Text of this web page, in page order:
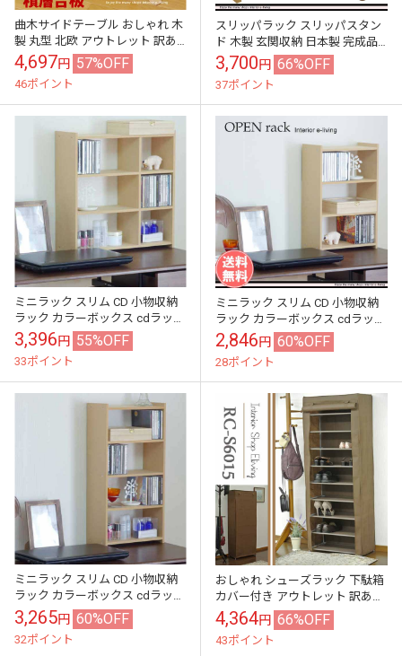
曲木サイドテーブル おしゃれ 木
製 丸型 北欧 アウトレット 訳あ
り 在庫処分
4,697円 57%OFF
46ポイント
スリッパラック スリッパスタン
ド 木製 玄関収納 日本製 完成品
アウトレット 訳あり 在庫処分
3,700円 66%OFF
37ポイント
ミニラック スリム CD 小物収納
ラック カラーボックス cdラック
CD収納 スリム ラック CDラック
cd収納 スリムラ...
3,396円 55%OFF
33ポイント
ミニラック スリム CD 小物収納
ラック カラーボックス cdラック
CD収納 スリム ラック CDラック
cd収納 スリムラ...
2,846円 60%OFF
28ポイント
ミニラック スリム CD 小物収納
ラック カラーボックス cdラック
CD収納 スリム ラック CDラック
cd収納 スリムラ...
3,265円 60%OFF
32ポイント
おしゃれ シューズラック 下駄箱
カバー付き アウトレット 訳あり
在庫処分
4,364円 66%OFF
43ポイント